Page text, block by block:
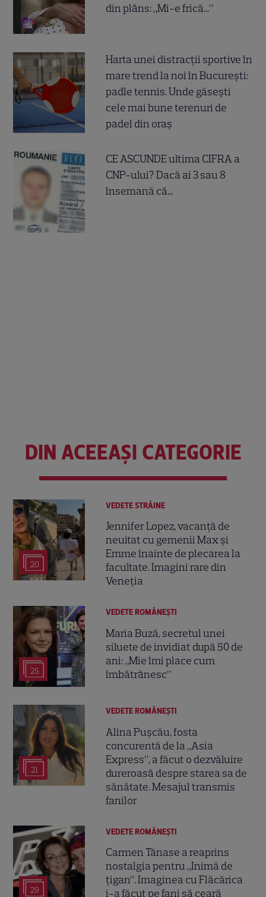
din plâns: „Mi-e frică...”
Harta unei distracții sportive în
mare trend la noi în București:
padle tennis. Unde găsești
cele mai bune terenuri de
padel din oraș
CE ASCUNDE ultima CIFRA a
CNP-ului? Dacă ai 3 sau 8
însemană că...
DIN ACEEAȘI CATEGORIE
20
VEDETE STRĂINE
Jennifer Lopez, vacanță de
neuitat cu gemenii Max și
Emme înainte de plecarea la
facultate. Imagini rare din
Veneția
25
VEDETE ROMÂNEŞTI
Maria Buză, secretul unei
siluete de invidiat după 50 de
ani: „Mie îmi place cum
îmbătrânesc”
21
VEDETE ROMÂNEŞTI
Alina Pușcău, fosta
concurentă de la „Asia
Express”, a făcut o dezvăluire
dureroasă despre starea sa de
sănătate. Mesajul transmis
fanilor
29
VEDETE ROMÂNEŞTI
Carmen Tănase a reaprins
nostalgia pentru „Inimă de
țigan”. Imaginea cu Flăcărica
i-a făcut pe fani să ceară